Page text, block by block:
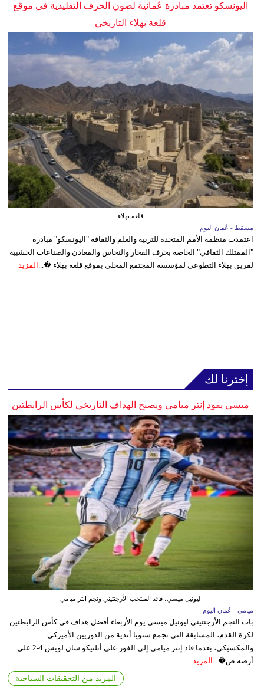
اليونسكو تعتمد مبادرة عُمانية لصون الحرف التقليدية في موقع
قلعة بهلاء التاريخي
قلعة بهلاء
مسقط - عُمان اليوم
اعتمدت منظمة الأمم المتحدة للتربية والعلم والثقافة "اليونسكو" مبادرة
"الممتلك الثقافي" الخاصة بحرف الفخار والنحاس والمعادن والصناعات الخشبية
لفريق بهلاء التطوعي لمؤسسة المجتمع المحلي بموقع قلعة بهلاء �... المزيد
إخترنا لك
ميسي يقود إنتر ميامي ويصبح الهداف التاريخي لكأس الرابطتين
ليونيل ميسي، قائد المنتخب الأرجنتيني ونجم انتر ميامي
ميامي - عُمان اليوم
بات النجم الأرجنتيني ليونيل ميسي يوم الأربعاء أفضل هداف في كأس الرابطتين
لكرة القدم، المسابقة التي تجمع سنويا أندية من الدوريين الأميركي
والمكسيكي، بعدما قاد إنتر ميامي إلى الفوز على أتلتيكو سان لويس 4-2 على
أرضه ض�... المزيد
المزيد من التحقيقات السياحية